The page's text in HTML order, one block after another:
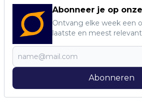
Abonneer je op
Ontvang elke week een
laatste en meest
Abonneren